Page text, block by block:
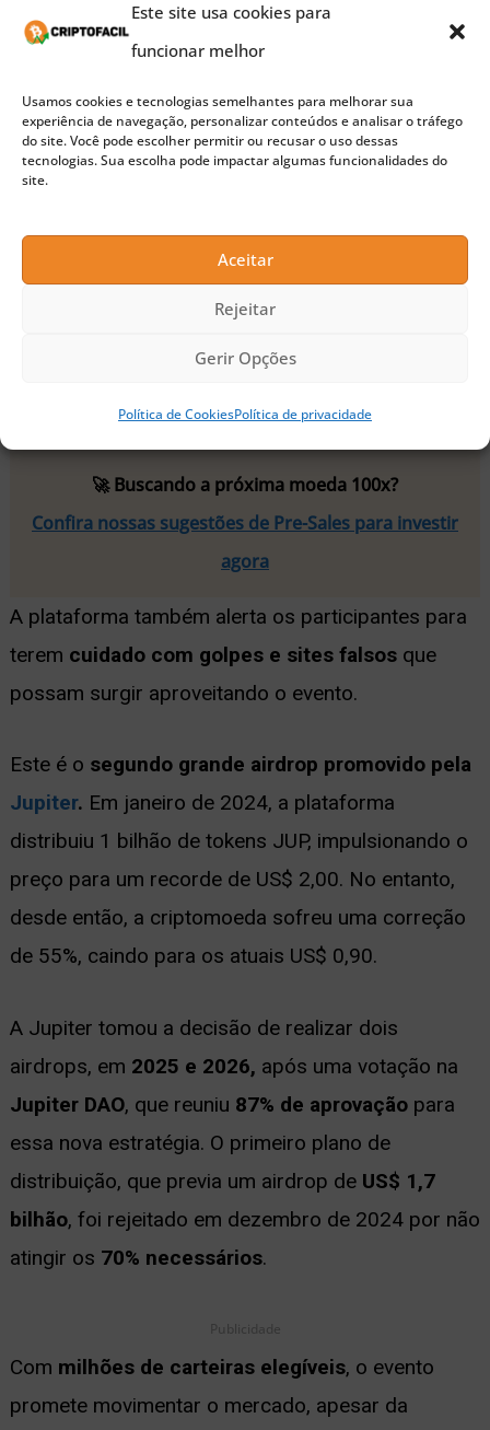
Este site usa cookies para
funcionar melhor
Usamos cookies e tecnologias semelhantes para melhorar sua
experiência de navegação, personalizar conteúdos e analisar o tráfego
do site. Você pode escolher permitir ou recusar o uso dessas
tecnologias. Sua escolha pode impactar algumas funcionalidades do
site.
Aceitar
Rejeitar
Gerir Opções
Política de CookiesPolítica de privacidade
A Jupiter estabeleceualgumas regras para o
resgate dos tokens JUP. Por exemplo, os
usuários terão três meses para reivindicar os
tokens, evitando congestionamento na rede Solana
e altas taxas de gas.
Além disso, cada carteira deve ser reivindicada
individualmentee é necessáriocriar um perfil
fornecendo um endereço de e-mail. Por
fim, usuários marcados como bots ou Sybil
🚀 Buscando a próxima moeda 100x?
Confira nossas sugestões de Pre-Sales para investir
agora
A plataforma também alerta os participantes para
terem cuidado com golpes e sites falsosque
possam surgir aproveitando o evento.
Este é o segundo grande airdrop promovido pela
Jupiter. Em janeiro de 2024, a plataforma
distribuiu 1 bilhão de tokens JUP, impulsionando o
preço para um recorde de US$ 2,00. No entanto,
desde então, a criptomoeda sofreu uma correção
de 55%, caindo para os atuais US$ 0,90.
A Jupiter tomou a decisão de realizar dois
airdrops, em 2025 e 2026, após uma votação na
Jupiter DAO, que reuniu 87% de aprovaçãopara
essa nova estratégia. O primeiro plano de
distribuição, que previa um airdrop de US$ 1,7
bilhão, foi rejeitado em dezembro de 2024 por não
atingir os 70% necessários.
Publicidade
Com milhões de carteiras elegíveis, o evento
promete movimentar o mercado, apesar da